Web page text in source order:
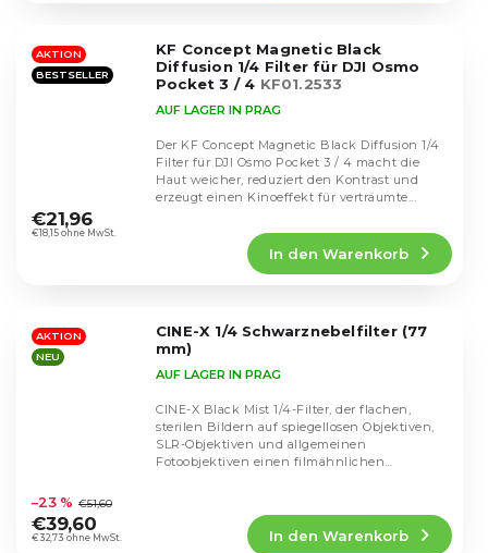
Sternen.
AKTION
BESTSELLER
KF Concept Magnetic Black
Diffusion 1/4 Filter für DJI Osmo
Pocket 3 / 4 KF01.2533
durchschnittliche
Produktbewertung
Sternen.
AUF LAGER IN PRAG
€18,15 ohne MwSt.
€21,96
In den Warenkorb
Der KF Concept Magnetic Black Diffusion 1/4
Filter für DJI Osmo Pocket 3 / 4 macht die
Haut weicher, reduziert den Kontrast und
erzeugt einen Kinoeffekt für verträumte...
AKTION
NEU
CINE-X 1/4 Schwarznebelfilter (77
mm)
durchschnittliche
Produktbewertung
ist
AUF LAGER IN PRAG
€32,73 ohne MwSt.
–23 % €51,60
€39,60
In den Warenkorb
CINE-X Black Mist 1/4-Filter, der flachen,
sterilen Bildern auf spiegellosen Objektiven,
SLR-Objektiven und allgemeinen
Fotoobjektiven einen filmähnlichen